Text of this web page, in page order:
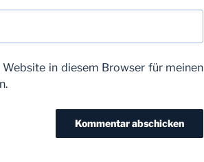
in diesem Browser für meinen